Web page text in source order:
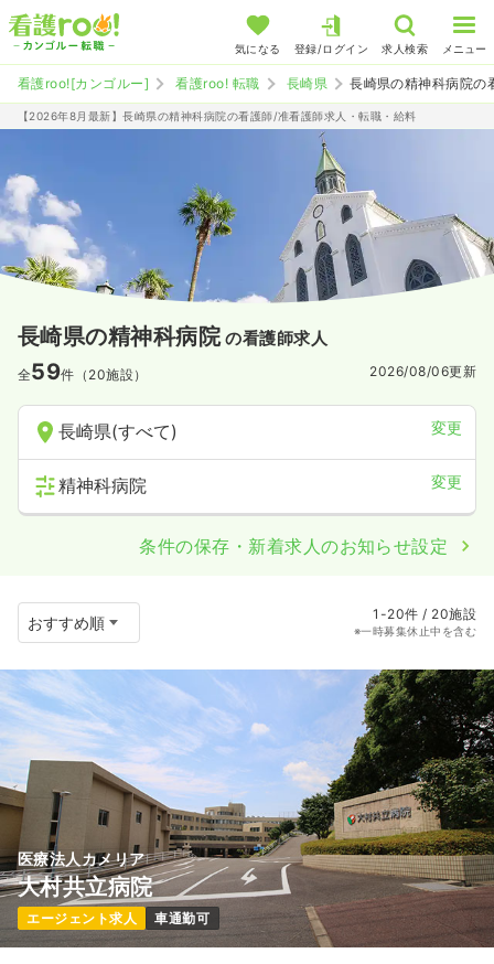
気になる 登録/ログイン 求人検索 メニュー
看護roo![カンゴルー] 看護roo! 転職 長崎県 長崎県の精神科病院の
【2026年8月最新】長崎県の精神科病院の看護師/准看護師求人・転職・給料
長崎県の精神科病院 の看護師求人
全59件（20施設） 2026/08/06更新
長崎県(すべて) 変更
精神科病院 変更
条件の保存・新着求人のお知らせ設定
1-20件 / 20施設
※一時募集休止中を含む
医療法人カメリア
大村共立病院
エージェント求人 車通勤可